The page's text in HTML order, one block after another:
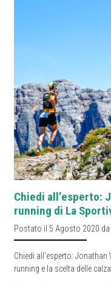
Chiedi all’esperto:
running di La
Postato il 5 Agosto 2020 da
Chiedi all'esperto: Jonathan
running e la scelta delle